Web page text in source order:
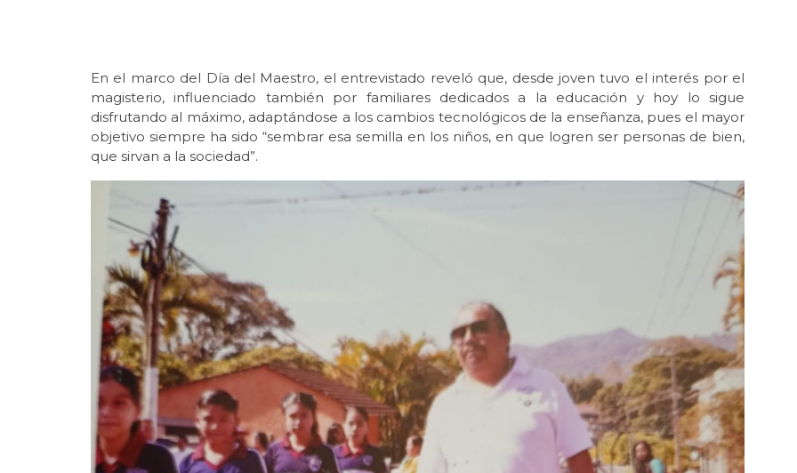
En el marco del Día del Maestro, el entrevistado reveló que, desde joven tuvo el interés por el
magisterio, influenciado también por familiares dedicados a la educación y hoy lo sigue
disfrutando al máximo, adaptándose a los cambios tecnológicos de la enseñanza, pues el mayor
objetivo siempre ha sido “sembrar esa semilla en los niños, en que logren ser personas de bien,
que sirvan a la sociedad”.